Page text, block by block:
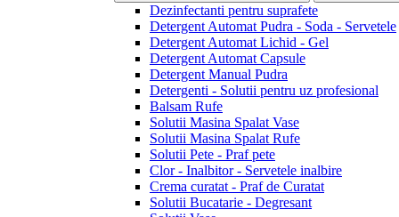
Dezinfectanti pentru suprafete
Detergent Automat Pudra - Soda - Servetele
Detergent Automat Lichid - Gel
Detergent Automat Capsule
Detergent Manual Pudra
Detergenti - Solutii pentru uz profesional
Balsam Rufe
Solutii Masina Spalat Vase
Solutii Masina Spalat Rufe
Solutii Pete - Praf pete
Clor - Inalbitor - Servetele inalbire
Crema curatat - Praf de Curatat
Solutii Bucatarie - Degresant